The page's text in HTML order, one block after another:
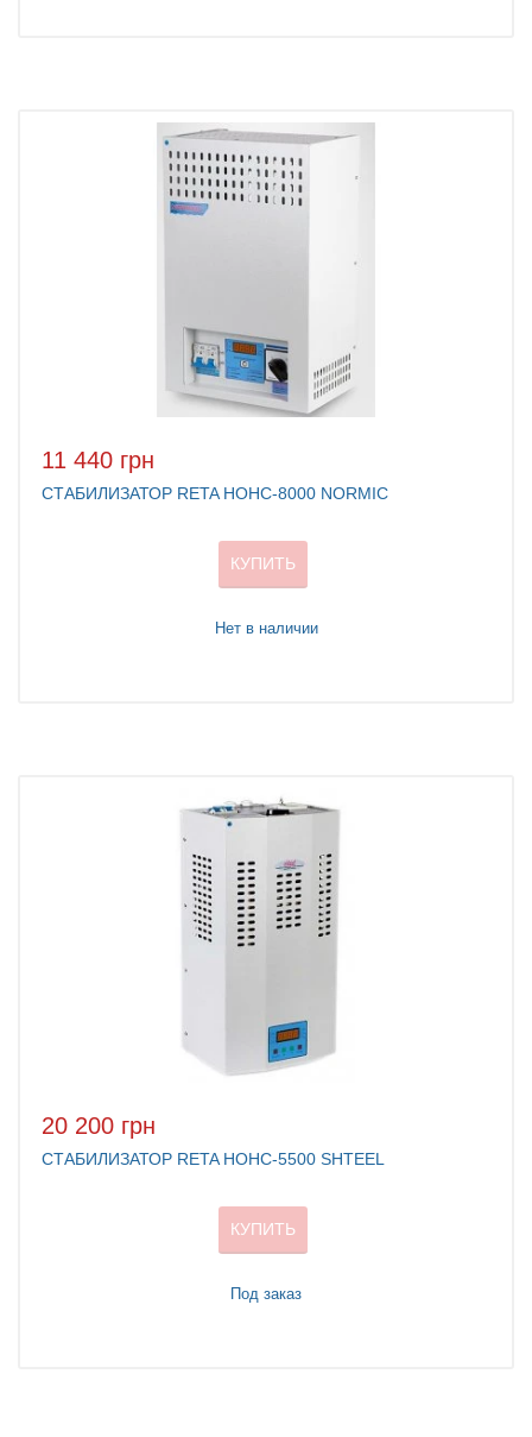
11 440 грн
СТАБИЛИЗАТОР RETA НОНС-8000 NORMIC
КУПИТЬ
Нет в наличии
20 200 грн
СТАБИЛИЗАТОР RETA НОНС-5500 SHTEEL
КУПИТЬ
Под заказ